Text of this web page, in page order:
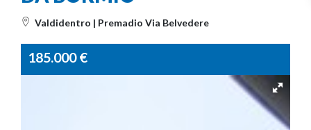
Valdidentro | Premadio Via Belvedere
185.000€